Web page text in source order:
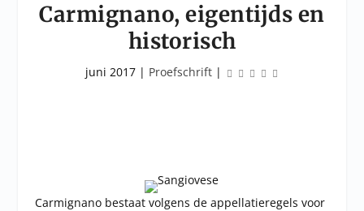
Carmignano, eigentijds en
historisch
juni 2017 | Proefschrift |
Carmignano bestaat volgens de appellatieregels voor